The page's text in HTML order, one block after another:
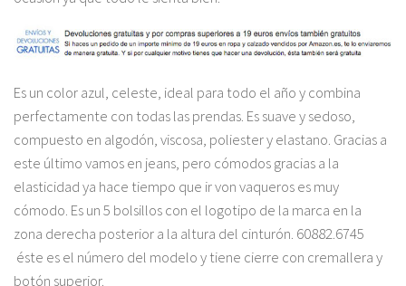
Es un color azul, celeste, ideal para todo el año y combina
perfectamente con todas las prendas. Es suave y sedoso,
compuesto en algodón, viscosa, poliester y elastano. Gracias a
este último vamos en jeans, pero cómodos gracias a la
elasticidad ya hace tiempo que ir von vaqueros es muy
cómodo. Es un 5 bolsillos con el logotipo de la marca en la
zona derecha posterior a la altura del cinturón. 60882.6745
éste es el número del modelo y tiene cierre con cremallera y
botón superior.